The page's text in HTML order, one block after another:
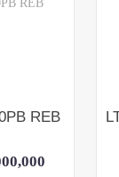
REB